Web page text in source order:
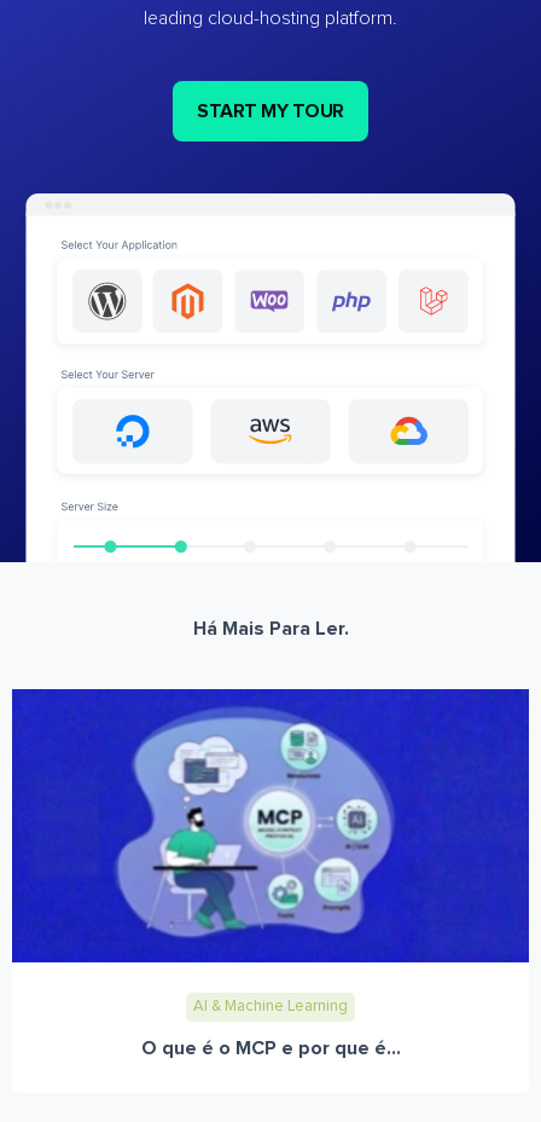
leading cloud-hosting platform.
START MY TOUR
Há Mais Para Ler.
AI & Machine Learning
O que é o MCP e por que é...